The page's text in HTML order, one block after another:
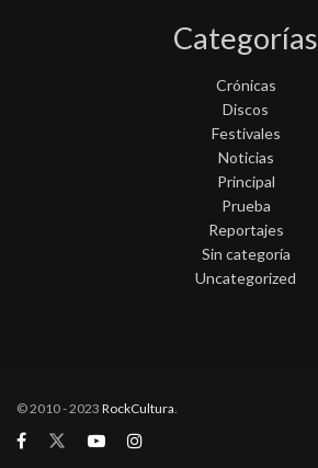
Categorías
Crónicas
Discos
Festivales
Noticias
Principal
Prueba
Reportajes
Sin categoría
Uncategorized
© 2010 - 2023 RockCultura.